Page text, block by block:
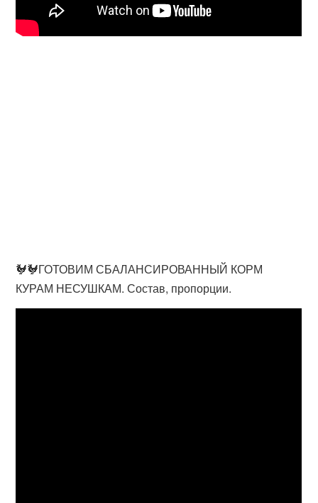
🐓🐓ГОТОВИМ СБАЛАНСИРОВАННЫЙ КОРМ
КУРАМ НЕСУШКАМ. Состав, пропорции.